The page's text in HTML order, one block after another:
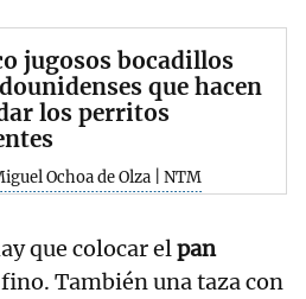
jugosos bocadillos
que hacen
los perritos
Ochoa de Olza | NTM
que colocar elpan
También una taza con